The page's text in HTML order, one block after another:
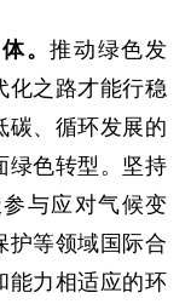
。推动绿色发
化之路才能行稳
碳、循环发展的
绿色转型。坚持
与应对气候变
护等领域国际合
能力相适应的环